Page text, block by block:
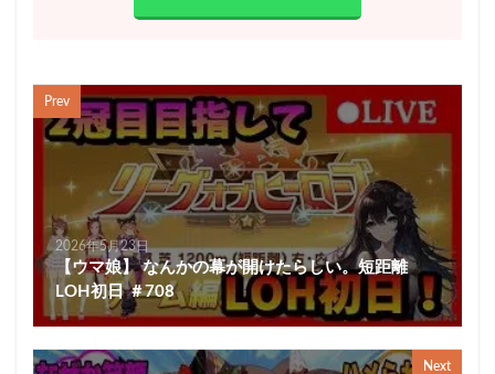
Prev
2026年5月23日
【ウマ娘】 なんかの幕が開けたらしい。短距離
LOH初日 ＃708
Next